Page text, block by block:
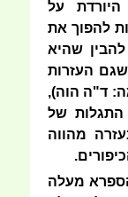
על
להפוך את
שהיא
העזרות
ד"ה הוה),
התגלות של
מהווה
מעלה